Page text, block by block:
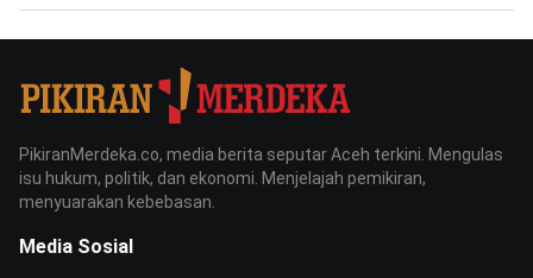
PikiranMerdeka.co, media berita seputar Aceh terkini. Mengulas
isu hukum, politik, dan ekonomi. Menjelajah pemikiran,
menyuarakan kebebasan.
Media Sosial